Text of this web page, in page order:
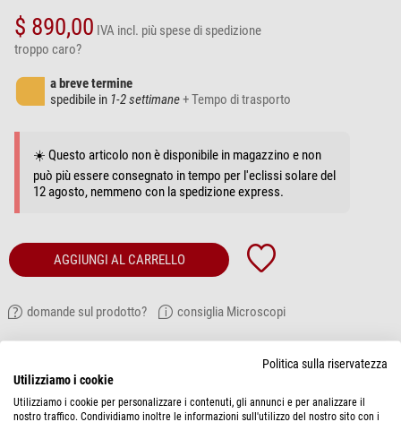
$ 890,00 IVA incl. più spese di spedizione
troppo caro?
a breve termine
spedibile in 1-2 settimane+ Tempo di trasporto
☀️ Questo articolo non è disponibile in magazzino e non
può più essere consegnato in tempo per l'eclissi solare del
12 agosto, nemmeno con la spedizione express.
AGGIUNGI AL CARRELLO
domande sul prodotto? consiglia Microscopi
Telecamere sCMEX USB-3 con sensore Scientific sCMOS
Politica sulla riservatezza
Utilizziamo i cookie
Utilizziamo i cookie per personalizzare i contenuti, gli annunci e per analizzare il
nostro traffico. Condividiamo inoltre le informazioni sull'utilizzo del nostro sito con i